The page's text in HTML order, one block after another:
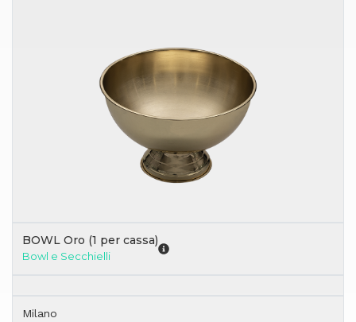
BOWL Oro (1 per cassa)
Bowl e Secchielli
Milano